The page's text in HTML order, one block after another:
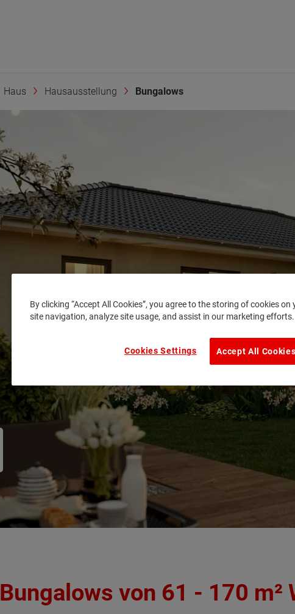
Haus Hausausstellung Bungalows
Bungalows von 61 - 170 m²
By clicking “Accept All Cookies”, you agree to the storing of cookies
site navigation, analyze site usage, and assist in our marketing efforts.
Accept All Cookies
Cookies Settings